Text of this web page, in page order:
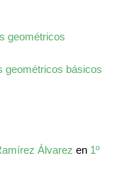
geométricos
geométricos básicos
Álvarez en 1º